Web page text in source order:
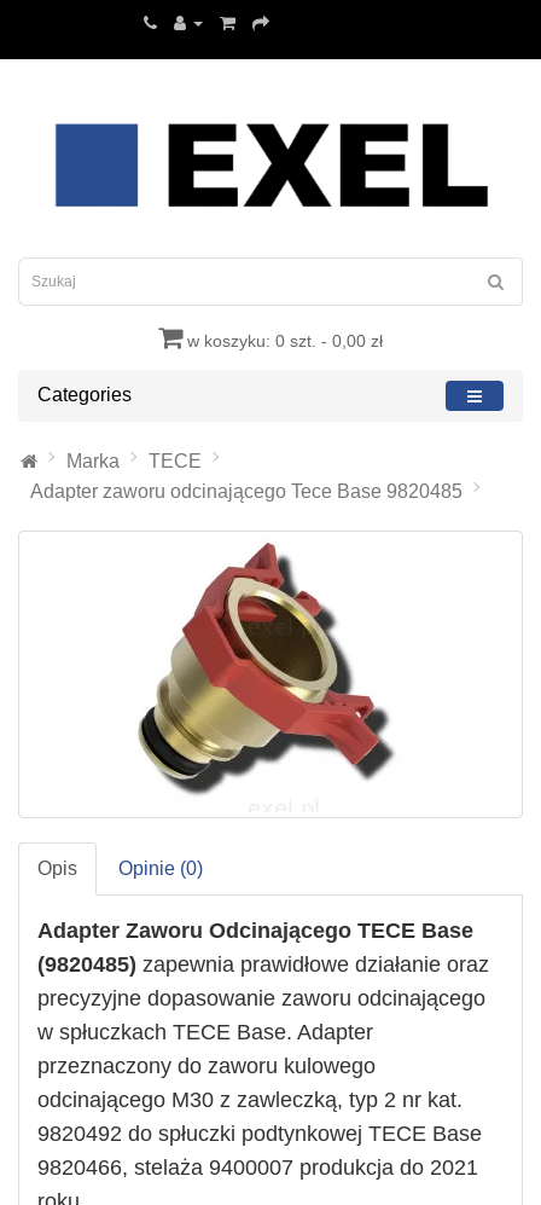
w koszyku: 0 szt. - 0,00 zł
Categories
Marka
TECE
Adapter zaworu odcinającego Tece Base 9820485
Opis Opinie (0)
Adapter Zaworu Odcinającego TECE Base
(9820485) zapewnia prawidłowe działanie oraz
precyzyjne dopasowanie zaworu odcinającego
w spłuczkach TECE Base. Adapter
przeznaczony do zaworu kulowego
odcinającego M30 z zawleczką, typ 2 nr kat.
9820492 do spłuczki podtynkowej TECE Base
9820466, stelaża 9400007 produkcja do 2021